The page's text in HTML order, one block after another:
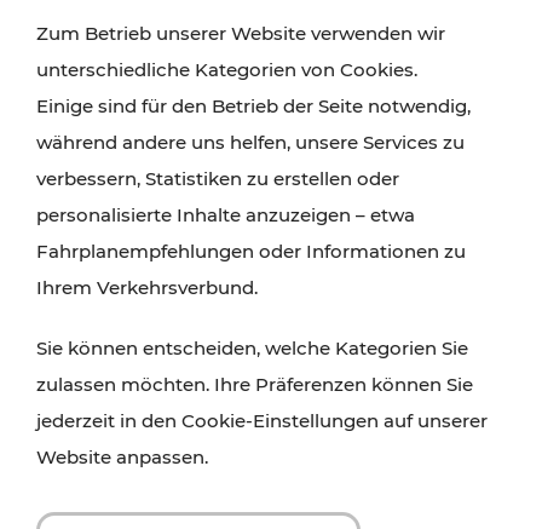
Wanderungen, Kultur und Gastronomie,
Radtouren oder purer Naturgenuss – viele
Attraktionen sind mit den Ticket- und Fahrplan-
Angeboten des VOR gut und schnell erreichbar.
Zum Betrieb unserer Website verwenden wir
unterschiedliche Kategorien von Cookies.
Einige sind für den Betrieb der Seite notwendig,
während andere uns helfen, unsere Services zu
verbessern, Statistiken zu erstellen oder
personalisierte Inhalte anzuzeigen – etwa
Fahrplanempfehlungen oder Informationen zu
Ihrem Verkehrsverbund.
Sie können entscheiden, welche Kategorien Sie
zulassen möchten. Ihre Präferenzen können Sie
jederzeit in den Cookie-Einstellungen auf unserer
Website anpassen.